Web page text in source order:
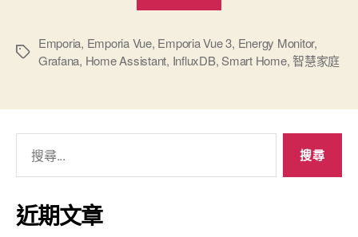
底
誰
吃
電
獸？
標
Emporia, Emporia Vue, Emporia Vue 3, Energy Monitor,
Grafana, Home Assistant, InfluxDB,Smart Home,智慧家庭
關
鍵
字:
近期文章